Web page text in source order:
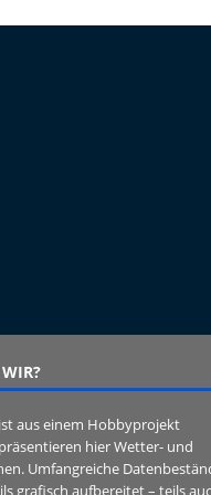
ist aus einem Hobbyprojekt
hier Wetter- und
Umfangreiche
grafisch aufbereitet – teils